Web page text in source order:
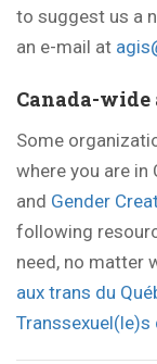
to suggest us a
an e-mail at
Canada-wide
Some
where you are in
and Gender
following
need, no matter
aux trans du
Transsexuel(le)s